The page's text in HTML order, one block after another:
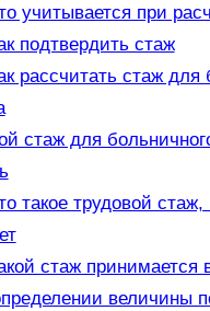
учитывается при
подтвердить стаж
рассчитать стаж для
стаж для
такое трудовой стаж,
стаж принимается
величины